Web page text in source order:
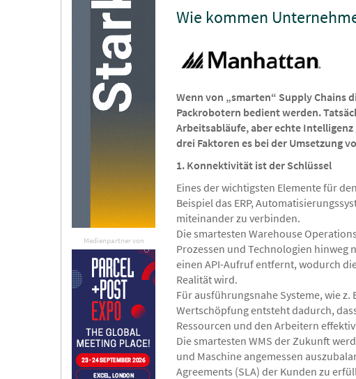
Medienpartner von
Wie kommen
Wenn von „smarten“ Supply Chains
Packrobotern bedient werden.
Arbeitsabläufe, aber echte
drei Faktoren es bei der Umsetzung
1. Konnektivität ist der Schlüssel
Eines der wichtigsten Elemente für
Beispiel das ERP,
miteinander zu verbinden.
Die smartesten Warehouse
Prozessen und Technologien
einen API-Aufruf entfernt, wodurch
Realität wird.
Für ausführungsnahe Systeme, wie
Wertschöpfung entsteht dadurch,
Ressourcen und den Arbeitern
Die smartesten WMS der Zukunft
und Maschine angemessen
Agreements (SLA) der Kunden zu